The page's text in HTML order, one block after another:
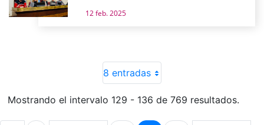
12 feb. 2025
8 entradas
Mostrando el intervalo 129 - 136 de 769 resultados.